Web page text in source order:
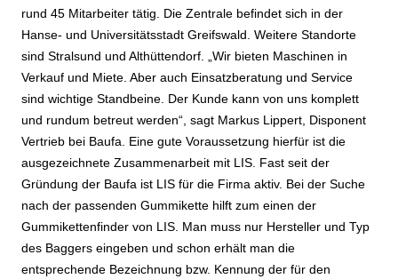
rund 45 Mitarbeiter tätig. Die Zentrale befindet sich in der
Hanse- und Universitätsstadt Greifswald. Weitere Standorte
sind Stralsund und Althüttendorf. „Wir bieten Maschinen in
Verkauf und Miete. Aber auch Einsatzberatung und Service
sind wichtige Standbeine. Der Kunde kann von uns komplett
und rundum betreut werden“, sagt Markus Lippert, Disponent
Vertrieb bei Baufa. Eine gute Voraussetzung hierfür ist die
ausgezeichnete Zusammenarbeit mit LIS. Fast seit der
Gründung der Baufa ist LIS für die Firma aktiv. Bei der Suche
nach der passenden Gummikette hilft zum einen der
Gummikettenfinder von LIS. Man muss nur Hersteller und Typ
des Baggers eingeben und schon erhält man die
entsprechende Bezeichnung bzw. Kennung der für den